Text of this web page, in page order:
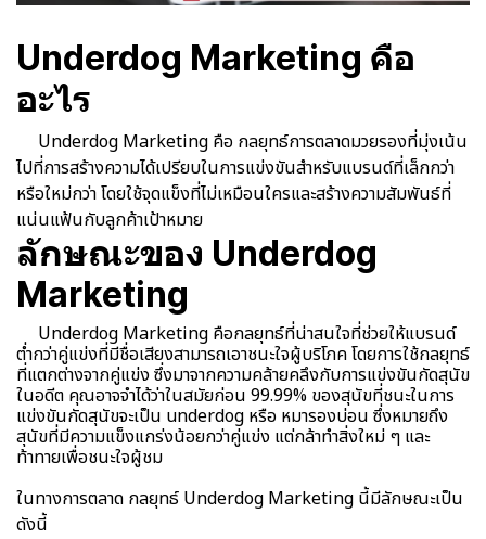
Underdog Marketing คือ
อะไร
Underdog Marketing คือ กลยุทธ์การตลาดมวยรองที่มุ่งเน้น
ไปที่การสร้างความได้เปรียบในการแข่งขันสำหรับแบรนด์ที่เล็กกว่า
หรือใหม่กว่า โดยใช้จุดแข็งที่ไม่เหมือนใครและสร้างความสัมพันธ์ที่
แน่นแฟ้นกับลูกค้าเป้าหมาย
ลักษณะของ Underdog
Marketing
Underdog Marketing คือกลยุทธ์ที่น่าสนใจที่ช่วยให้แบรนด์
ต่ำกว่าคู่แข่งที่มีชื่อเสียงสามารถเอาชนะใจผู้บริโภค โดยการใช้กลยุทธ์
ที่แตกต่างจากคู่แข่ง ซึ่งมาจากความคล้ายคลึงกับการแข่งขันกัดสุนัข
ในอดีต คุณอาจจำได้ว่าในสมัยก่อน 99.99% ของสุนัขที่ชนะในการ
แข่งขันกัดสุนัขจะเป็น underdog หรือ หมารองบ่อน ซึ่งหมายถึง
สุนัขที่มีความแข็งแกร่งน้อยกว่าคู่แข่ง แต่กล้าทำสิ่งใหม่ ๆ และ
ท้าทายเพื่อชนะใจผู้ชม
ในทางการตลาด กลยุทธ์ Underdog Marketing นี้มีลักษณะเป็น
ดังนี้